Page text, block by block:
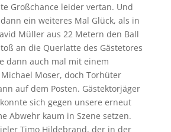
Großchance leider vertan. Und
ein weiteres Mal Glück, als in
Müller aus 22 Metern den Ball
an die Querlatte des Gästetores
dann auch mal mit einem
Moser, doch Torhüter
auf dem Posten. Gästektorjäger
sich gegen unsere erneut
Abwehr kaum in Szene setzen.
Timo Hildebrand, der in der